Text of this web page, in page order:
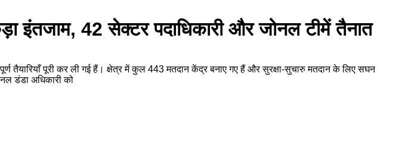
इंतजाम, 42 सेक्टर पदाधिकारी और जोनल टीमें तैनात
तैयारियाँ पूरी कर ली गई हैं। क्षेत्र में कुल 443 मतदान केंद्र बनाए गए हैं और सुरक्षा-सुचारु मतदान के लिए सघन
डंडा अधिकारी को